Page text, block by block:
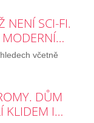
NENÍ SCI-FI.
MODERNÍ…
včetně
DŮM
KLIDEM I…